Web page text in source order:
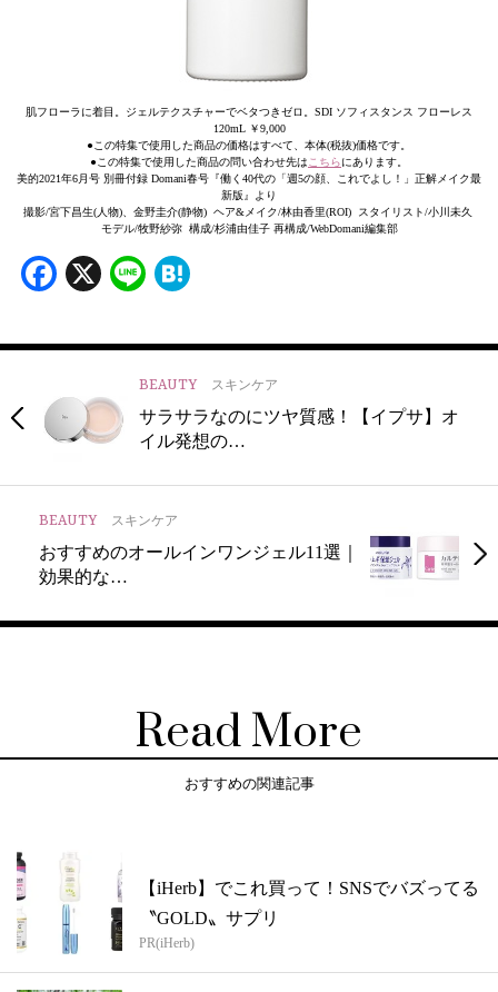
肌フローラに着目。ジェルテクスチャーでベタつきゼロ。SDI ソフィスタンス フローレス
120mL ￥9,000
●この特集で使用した商品の価格はすべて、本体(税抜)価格です。
●この特集で使用した商品の問い合わせ先は こちらにあります。
美的2021年6月号 別冊付録 Domani春号『働く40代の「週5の顔、これでよし！」正解メイク最
新版』より
撮影/宮下昌生(人物)、金野圭介(静物) ヘア&メイク/林由香里(ROI) スタイリスト/小川未久
モデル/牧野紗弥 構成/杉浦由佳子 再構成/WebDomani編集部
Facebook
X Line
BEAUTY スキンケア
サラサラなのにツヤ質感！【イプサ】オ
イル発想の…
BEAUTY スキンケア
おすすめのオールインワンジェル11選｜
効果的な…
Read More
おすすめの関連記事
【iHerb】でこれ買って！SNSでバズってる
〝GOLD〟サプリ
PR(iHerb)